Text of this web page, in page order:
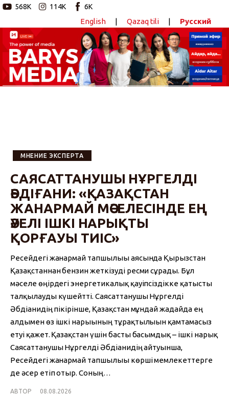
568K 114K 6K
English | Qazaq tili | Русский
Новостной портал
Главная
Barys Sport
МНЕНИЕ ЭКСПЕРТА
САЯСАТТАНУШЫ НҰРГЕЛДІ
ӘБДІҒАНИ: «ҚАЗАҚСТАН
ЖАНАРМАЙ МӘСЕЛЕСІНДЕ ЕҢ
ӘУЕЛІ ІШКІ НАРЫҚТЫ
ҚОРҒАУЫ ТИІС»
Ресейдегі жанармай тапшылығы аясында Қырғызстан
Қазақстаннан бензин жеткізуді ресми сұрады. Бұл
мәселе өңірдегі энергетикалық қауіпсіздікке қатысты
талқылауды күшейтті. Саясаттанушы Нұргелді
Әбдіғанидің пікірінше, Қазақстан мұндай жағдайда ең
алдымен өз ішкі нарығының тұрақтылығын қамтамасыз
етуі қажет. Қазақстан үшін басты басымдық – ішкі нарық
Саясаттанушы Нұргелді Әбдіғанидің айтуынша,
Ресейдегі жанармай тапшылығы көрші мемлекеттерге
де әсер етіп отыр. Соның…
АВТОР 08.08.2026